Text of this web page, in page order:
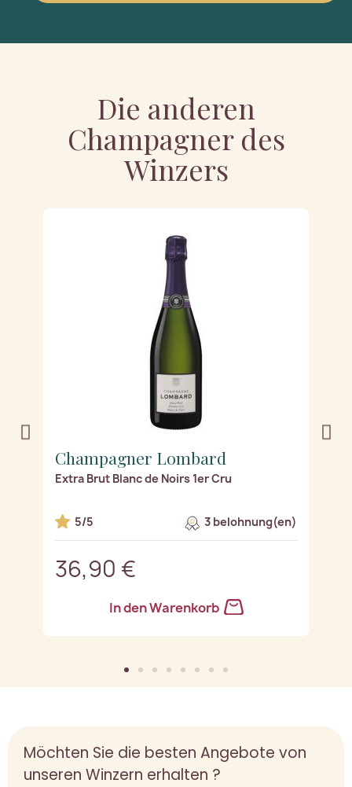
Die anderen
Champagner des
Winzers
Champagner Lombard
Extra Brut Blanc de Noirs 1er Cru
5/5 3 belohnung(en)
36,90 €
In den Warenkorb
Möchten Sie die besten Angebote von
unseren Winzern erhalten ?